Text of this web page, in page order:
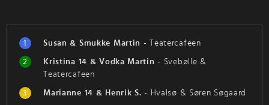
1 Susan & Smukke Martin -Teatercafeen
2
Kristina 14 & Vodka Martin - Svebølle &
Teatercafeen
3
Marianne 14 & Henrik S. - Hvalsø & Søren Søgaard